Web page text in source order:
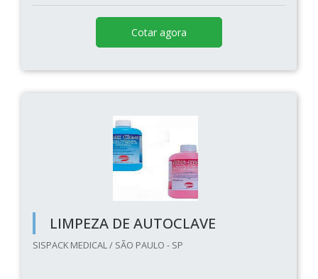
Cotar agora
LIMPEZA DE AUTOCLAVE
SISPACK MEDICAL / SÃO PAULO - SP